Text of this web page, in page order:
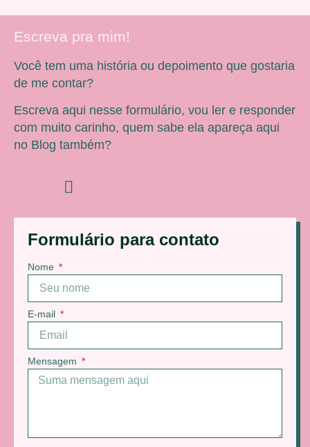
Formulário para contato
Nome
E-mail
Mensagem
Escreva pra mim!
Você tem uma história ou depoimento que gostaria
de me contar?
Escreva aqui nesse formulário, vou ler e responder
com muito carinho, quem sabe ela apareça aqui
no Blog também?